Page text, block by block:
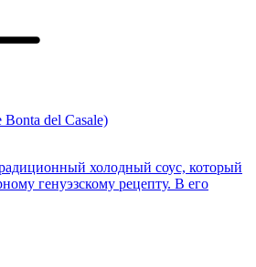
del Casale)
холодный соус, который
генуэзскому рецепту. В его